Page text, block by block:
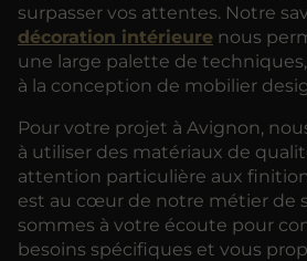
surpasser vos attentes. Notre
décoration intérieure nous
une large palette de
à la conception de mobilier
Pour votre projet à Avignon,
à utiliser des matériaux de
attention particulière aux
est au cœur de notre métier de
sommes à votre écoute pour
besoins spécifiques et vous